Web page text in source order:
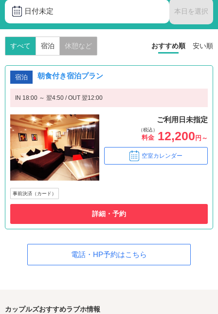
日付未定 本日を選択
すべて 宿泊 休憩など おすすめ順 安い順
宿泊 朝食付き宿泊プラン
IN 18:00 ～ 翌4:50 / OUT 翌12:00
ご利用日未指定
（税込）
料金 12,200 円～
空室カレンダー
事前決済（カード）
詳細・予約
電話・HP予約はこちら
カップルズおすすめラブホ情報